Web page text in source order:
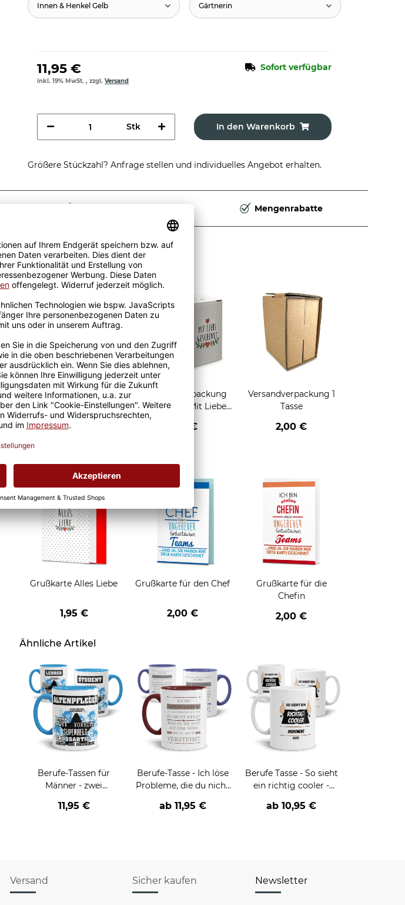
Innen & Henkel Gelb Gärtnerin
11,95 € Sofort verfügbar
inkl. 19% MwSt. , zzgl. Versand
Stk In den Warenkorb
Größere Stückzahl? Anfrage stellen und individuelles Angebot erhalten.
Mengenrabatte
Passende Verpackungen
Geschenkverpackung 1
Tasse mit Fenster
2,50 €
Geschenkverpackung
für Tassen - Mit Liebe
2,95 €
Versandverpackung 1
Tasse
2,00 €
Grußkarten zum Verschenken
Grußkarte Alles Liebe
1,95 €
Grußkarte für den Chef
2,00 €
Grußkarte für die
Chefin
2,00 €
Ähnliche Artikel
Berufe-Tassen für
Männer - zwei
11,95 €
Berufe-Tasse - Ich löse
Probleme, die du nicht
verschiedene Berufe
ab 11,95 €
Berufe Tasse - So sieht
ein richtig cooler -
ab10,95 €
Versand Sicher kaufen Newsletter